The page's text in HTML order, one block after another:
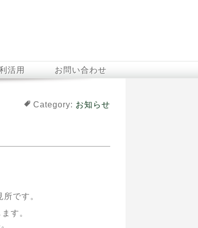
活用 お問い合わせ
Category: お知らせ
です。
す。